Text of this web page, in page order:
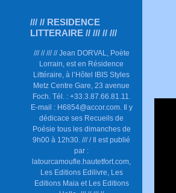
/// // RESIDENCE
LITTERAIRE // /// // ///
/// // /// // Jean DORVAL, Poète
Lorrain, est en Résidence
Littéraire, à l’Hôtel IBIS Styles
Metz Centre Gare, 23 avenue
Foch. Tél. : +33.3.87.66.81.11.
E-mail : H6854@accor.com. Il y
dédicace ses Recueils de
Poésie tous les dimanches de
9h00 à 12h30. /// / Il est publié
par :
latourcamoufle.hautetfort.com,
Les Editions Edilivre, Les
Editions Maia et Les Editions